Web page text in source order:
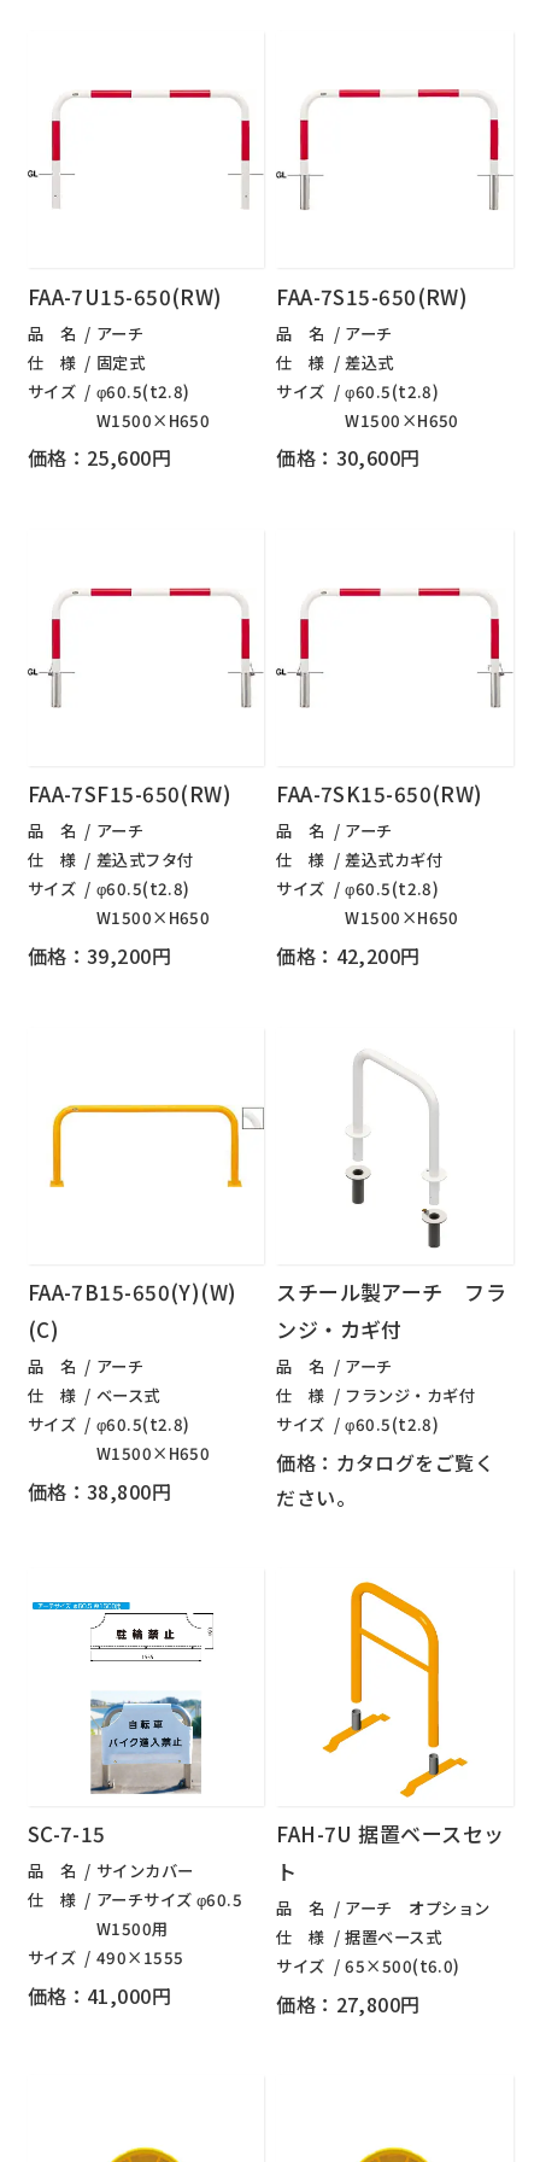
FAA-7U15-650(RW)
品 名
アーチ
仕 様
固定式
サイズ
φ60.5(t2.8)
W1500×H650
価格：25,600円
FAA-7S15-650(RW)
品 名
アーチ
仕 様
差込式
サイズ
φ60.5(t2.8)
W1500×H650
価格：30,600円
FAA-7SF15-650(RW)
品 名
アーチ
仕 様
差込式フタ付
サイズ
φ60.5(t2.8)
W1500×H650
価格：39,200円
FAA-7SK15-650(RW)
品 名
アーチ
仕 様
差込式カギ付
サイズ
φ60.5(t2.8)
W1500×H650
価格：42,200円
FAA-7B15-650(Y)(W)
(C)
品 名
アーチ
仕 様
ベース式
サイズ
φ60.5(t2.8)
W1500×H650
価格：38,800円
スチール製アーチ フラ
ンジ・カギ付
品 名
アーチ
仕 様
フランジ・カギ付
サイズ
φ60.5(t2.8)
価格：カタログをご覧く
ださい。
SC-7-15
品 名
サインカバー
仕 様
アーチサイズ φ60.5
W1500用
サイズ
490×1555
価格：41,000円
FAH-7U 据置ベースセッ
ト
品 名
アーチ オプション
仕 様
据置ベース式
サイズ
65×500(t6.0)
価格：27,800円